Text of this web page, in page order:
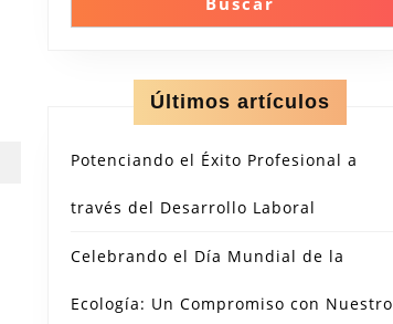
Últimos artículos
Potenciando el Éxito Profesional a
través del Desarrollo Laboral
Celebrando el Día Mundial de la
Ecología: Un Compromiso con Nuestro